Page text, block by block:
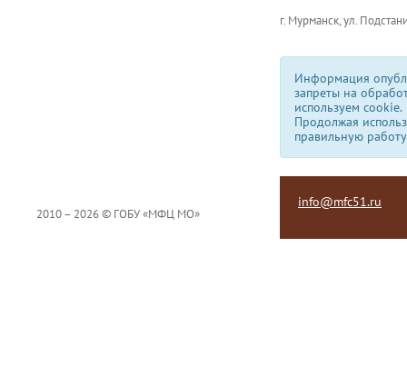
г. Мурманск, ул.
Информация
запреты на
используем сookie.
Продолжая
правильную
2010 – 2026 © ГОБУ «МФЦ МО»
info@mfc51.ru